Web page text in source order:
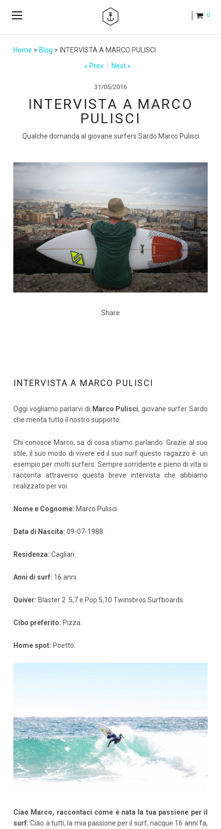
0
Home > Blog > INTERVISTA A MARCO PULISCI
« Prev
Next »
31/05/2016
INTERVISTA A MARCO
PULISCI
Qualche domanda al giovane surfers Sardo Marco Pulisci
Share
INTERVISTA A MARCO PULISCI
Oggi vogliamo parlarvi di Marco Pulisci, giovane surfer Sardo
che merita tutto il nostro supporto.
Chi conosce Marco, sa di cosa stiamo parlando. Grazie al suo
stile, il suo modo di vivere ed il suo surf questo ragazzo è un
esempio per molti surfers. Sempre sorridente e pieno di vita si
racconta attraverso questa breve intervista che abbiamo
realizzato per voi.
Nome e Cognome: Marco Pulisci.
Data di Nascita: 09-07-1988.
Residenza: Cagliari.
Anni di surf: 16 anni.
Quiver: Blaster 2 5,7 e Pop 5,10 Twinsbros Surfboards.
Cibo preferito: Pizza.
Home spot: Poetto.
Ciao Marco, raccontaci come è nata la tua passione per il
surf:Ciao a tutti, la mia passione per il surf, nacque 16 anni fa,